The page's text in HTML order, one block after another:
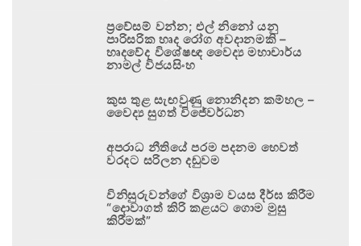
ප්‍රවේසම් වන්න; එල් නිනෝ යනු
පාරිසරික හෘද රෝග අවදානමකි –
හෘදවේද විශේෂඥ වෛද්‍ය මහාචාර්ය
නාමල් විජයසිංහ
කුස තුළ සැඟවුණු නොනිදන කම්හල –
වෛද්‍ය සුගත් විජේවර්ධන
අපරාධ නීතියේ පරම පදනම හෙවත්
වරදට සරිලන දඬුවම
විනිසුරුවන්ගේ විශ්‍රාම වයස දීර්ඝ කිරීම
“දොවාගත් කිරි කළයට ගොම මුසු
කිරීමක්”